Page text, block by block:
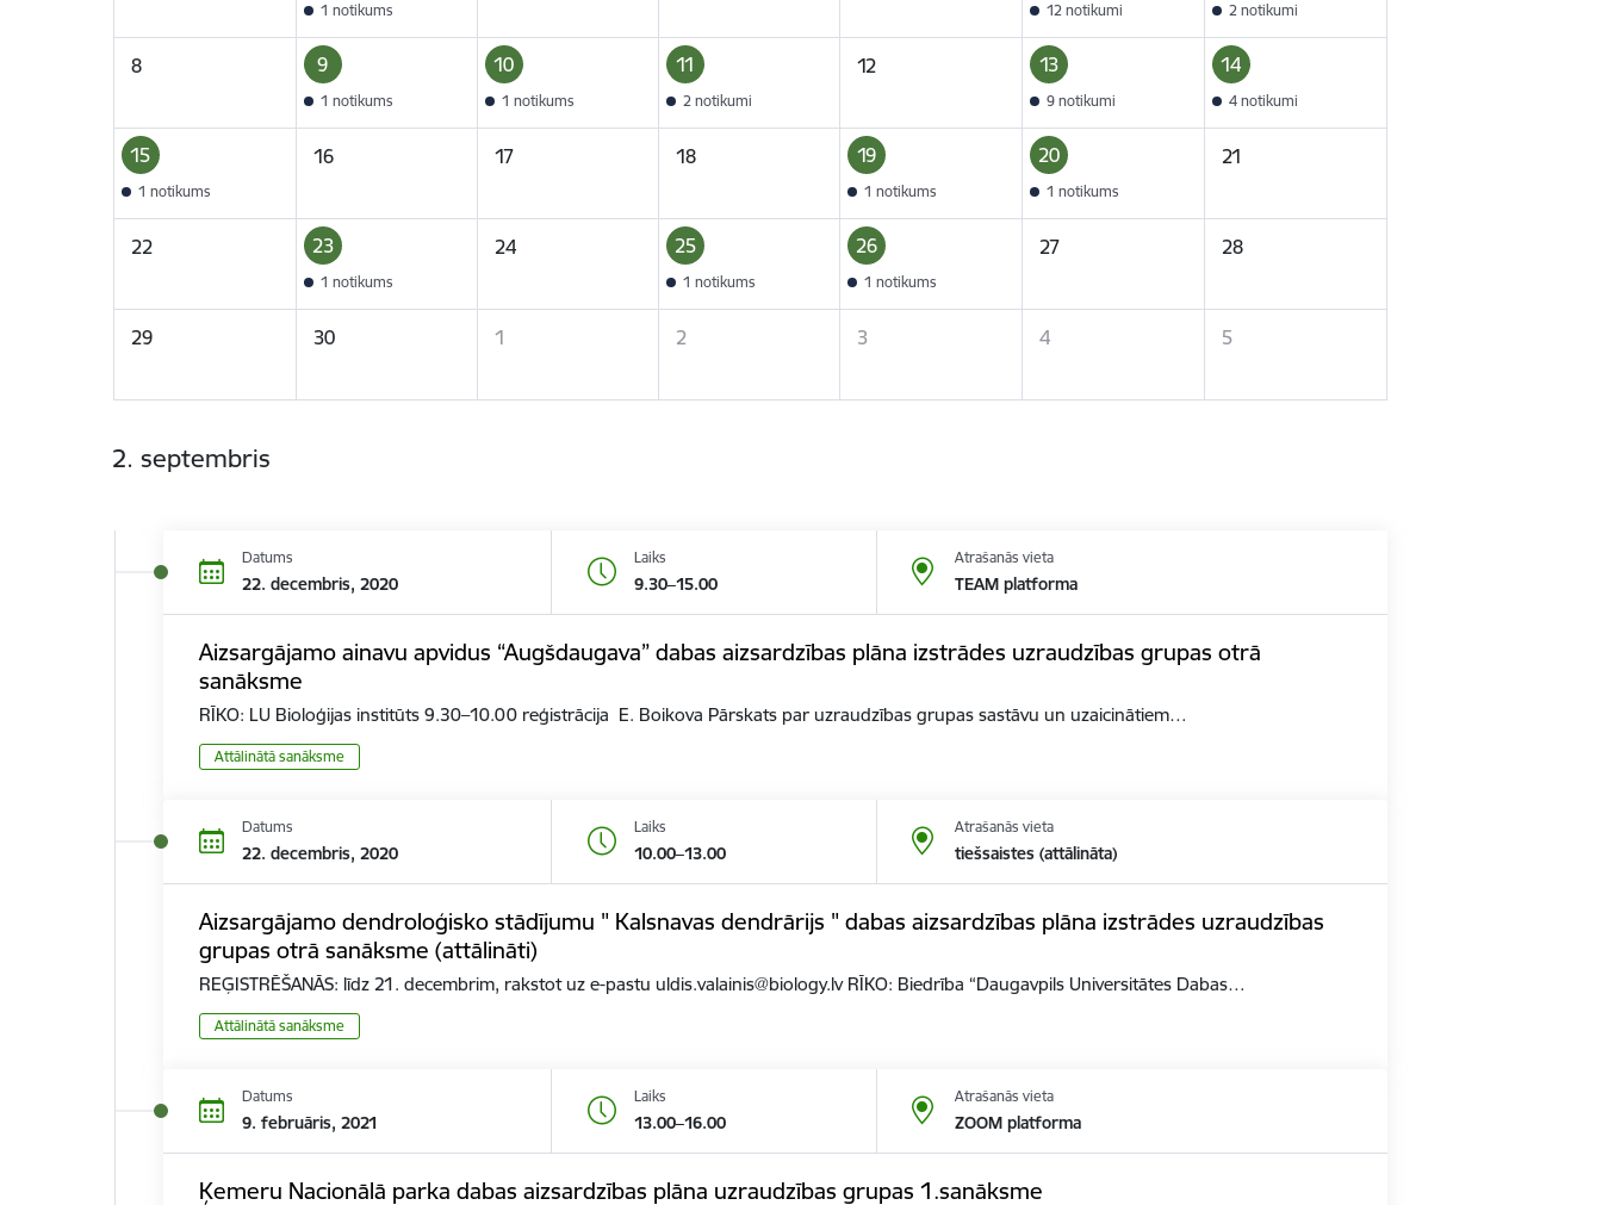
1 notikums 12 notikumi 2 notikumi
8 9
1 notikums
10
1 notikums
11
2 notikumi
12 13
9 notikumi
14
4 notikumi
15
1 notikums
16 17 18 19
1 notikums
20
1 notikums
21
22 23
1 notikums
24 25
1 notikums
26
1 notikums
27 28
29 30 1 2 3 4 5
2. septembris
Datums
22. decembris, 2020
Laiks
9.30–15.00
Atrašanās vieta
TEAM platforma
Aizsargājamo ainavu apvidus “Augšdaugava” dabas aizsardzības plāna izstrādes uzraudzības grupas otrā
sanāksme
RĪKO: LU Bioloģijas institūts 9.30–10.00 reģistrācija E. Boikova Pārskats par uzraudzības grupas sastāvu un uzaicinātiem…
Attālinātā sanāksme
Datums
22. decembris, 2020
Laiks
10.00–13.00
Atrašanās vieta
tiešsaistes (attālināta)
Aizsargājamo dendroloģisko stādījumu " Kalsnavas dendrārijs " dabas aizsardzības plāna izstrādes uzraudzības
grupas otrā sanāksme (attālināti)
REĢISTRĒŠANĀS: līdz 21. decembrim, rakstot uz e-pastu uldis.valainis@biology.lv RĪKO: Biedrība “Daugavpils Universitātes Dabas…
Attālinātā sanāksme
Datums
9. februāris, 2021
Laiks
13.00–16.00
Atrašanās vieta
ZOOM platforma
Ķemeru Nacionālā parka dabas aizsardzības plāna uzraudzības grupas 1.sanāksme